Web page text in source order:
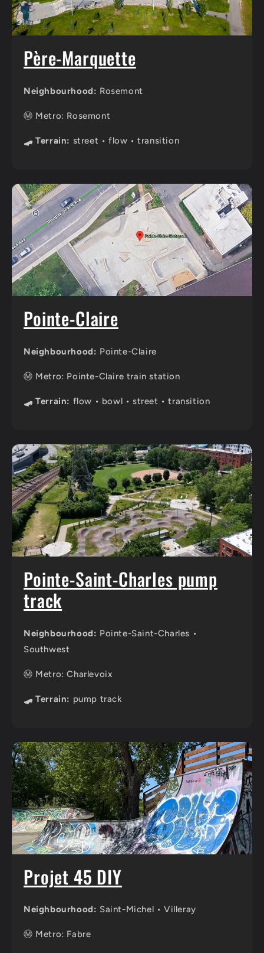
Père-Marquette
Neighbourhood: Rosemont
Ⓜ️ Metro: Rosemont
🛹 Terrain: street • flow • transition
Pointe-Claire
Neighbourhood: Pointe-Claire
Ⓜ️ Metro: Pointe-Claire train station
🛹 Terrain: flow • bowl • street • transition
Pointe-Saint-Charles pump
track
Neighbourhood: Pointe-Saint-Charles •
Southwest
Ⓜ️ Metro: Charlevoix
🛹 Terrain: pump track
Projet 45 DIY
Neighbourhood: Saint-Michel • Villeray
Ⓜ️ Metro: Fabre